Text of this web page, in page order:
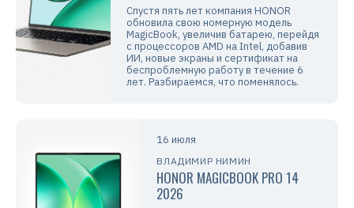
Спустя пять лет компания HONOR
обновила свою номерную модель
MagicBook, увеличив батарею, перейдя
с процессоров AMD на Intel, добавив
ИИ, новые экраны и сертификат на
беспроблемную работу в течение 6
лет. Разбираемся, что поменялось.
16 июля
ВЛАДИМИР НИМИН
HONOR MAGICBOOK PRO 14
2026